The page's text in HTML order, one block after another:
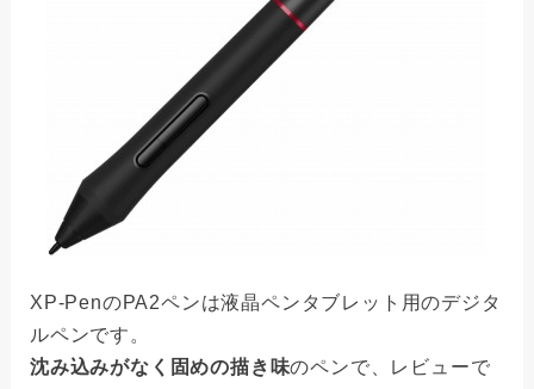
XP-PenのPA2ペンは液晶ペンタブレット用のデジタ
ルペンです。
沈み込みがなく固めの描き味のペンで、レビューで